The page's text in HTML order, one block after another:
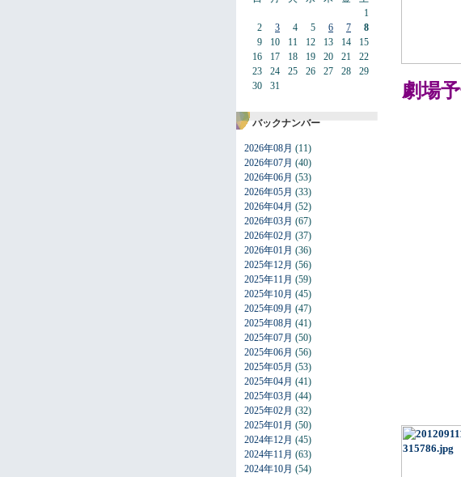
2
9
16
23
30
3
10
17
24
31
4
11
18
25
5
12
19
26
6
13
20
27
7
14
21
28
1
8
15
22
29
バックナンバー
2026年08月 (11)
2026年07月 (40)
2026年06月 (53)
2026年05月 (33)
2026年04月 (52)
2026年03月 (67)
2026年02月 (37)
2026年01月 (36)
2025年12月 (56)
2025年11月 (59)
2025年10月 (45)
2025年09月 (47)
2025年08月 (41)
2025年07月 (50)
2025年06月 (56)
2025年05月 (53)
2025年04月 (41)
2025年03月 (44)
2025年02月 (32)
2025年01月 (50)
2024年12月 (45)
2024年11月 (63)
2024年10月 (54)
劇場